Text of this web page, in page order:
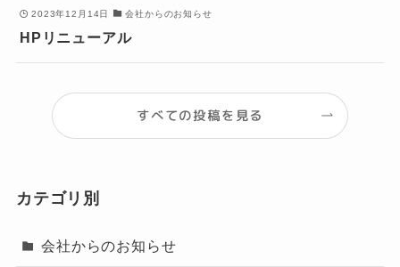
2023年12月14日 会社からのお知らせ
HPリニューアル
すべての投稿を見る
カテゴリ別
会社からのお知らせ